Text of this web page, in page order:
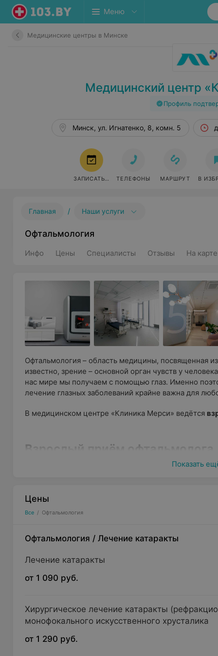
Меню
Медицинские центры в Минске
Медицинский центр
Профиль
Минск, ул. Игнатенко, 8, комн. 5
ЗАПИСАТЬСЯ ТЕЛЕФОНЫ МАРШРУТ В
Главная / Наши услуги
Офтальмология
Инфо Цены Специалисты Отзывы На карте
Офтальмология – область медицины, посвященная
известно, зрение – основной орган чувств у
нас мире мы получаем с помощью глаз. Именно
лечение глазных заболеваний крайне важна для
В медицинском центре «Клиника Мерси» ведётся
Взрослый приём офтальмолога
Медицинский центр «Клиника Мерси» предлагает
Показать
Цены
Все / Офтальмология
Офтальмология /Лечение катаракты
Лечение катаракты
от 1 090 руб.
Хирургическое лечение катаракты
монофокального искусственного хрусталика
от 1 290 руб.